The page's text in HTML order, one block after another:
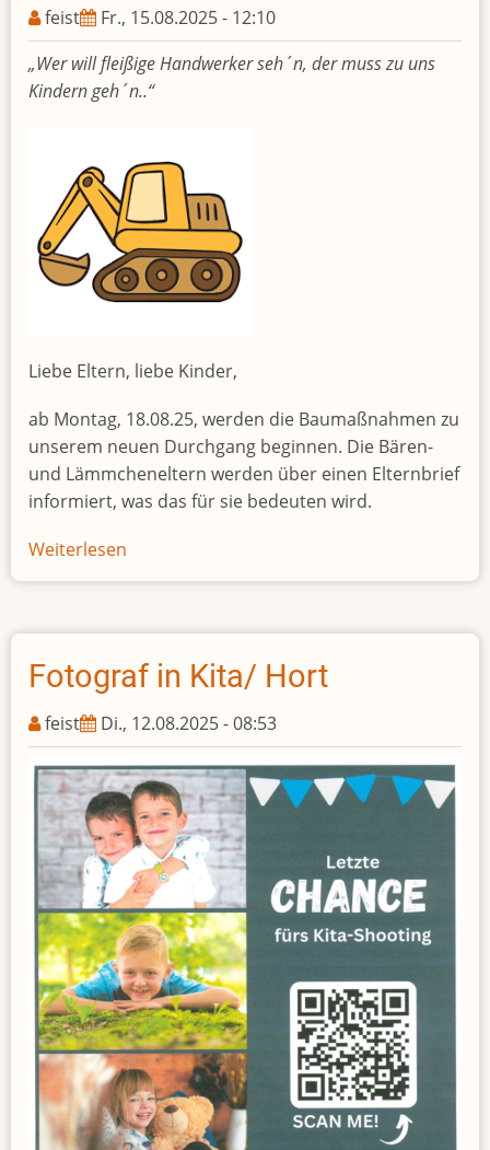
feist
Fr., 15.08.2025 - 12:10
„Wer will fleißige Handwerker seh´n, der muss zu uns
Kindern geh´n..“
Liebe Eltern, liebe Kinder,
ab Montag, 18.08.25, werden die Baumaßnahmen zu
unserem neuen Durchgang beginnen. Die Bären-
und Lämmcheneltern werden über einen Elternbrief
informiert, was das für sie bedeuten wird.
Weiterlesen
Umbaumaßnahmen
Fotograf in Kita/ Hort
feist Di., 12.08.2025 - 08:53